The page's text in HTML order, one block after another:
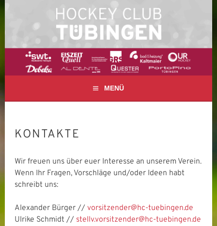
HOCKEY CLUB
TÜBINGEN E. V.
FELD- UND HALLENHOCKEY IN TÜBINGEN
MENÜ
KONTAKTE
Wir freuen uns über euer Interesse an unserem Verein.
Wenn Ihr Fragen, Vorschläge und/oder Ideen habt
schreibt uns:
Alexander Bürger //vorsitzender@hc-tuebingen.de
Ulrike Schmidt // stellv.vorsitzender@hc-tuebingen.de